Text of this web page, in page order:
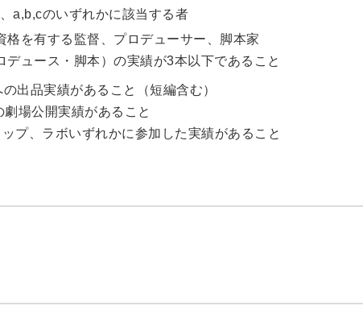
a,b,cのいずれかに該当する者
格を有する監督、プロデューサー、脚本家
デュース・脚本）の実績が3本以下であること
出品実績があること（短編含む）
劇場公開実績があること
プ、ラボいずれかに参加した実績があること